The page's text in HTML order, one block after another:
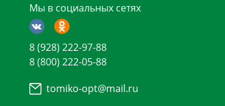
Мы в социальных сетях
8 (928) 222-97-88
8 (800) 222-05-88
tomiko-opt@mail.ru